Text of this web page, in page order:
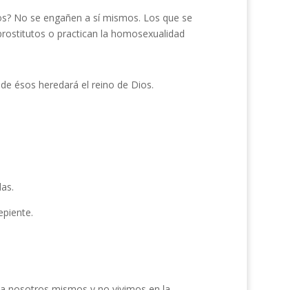
No se engañen a sí mismos. Los que se
o practican la homosexualidad
ésos heredará el reino de Dios.